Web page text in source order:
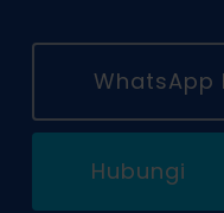
WhatsApp
Hubungi